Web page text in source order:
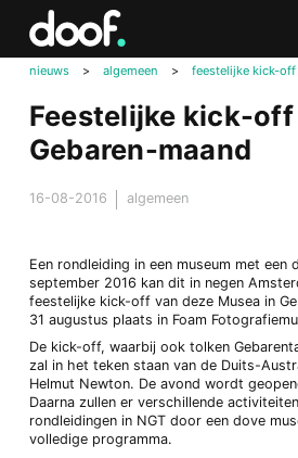
nieuws > algemeen > feestelijke kick-off
Feestelijke kick-off
Gebaren-maand
16-08-2016 algemeen
Een rondleiding in een museum met een
september 2016 kan dit in negen
feestelijke kick-off van deze Musea in
31 augustus plaats in Foam
De kick-off, waarbij ook tolken
zal in het teken staan van de Duits-
Helmut Newton. De avond wordt
Daarna zullen er verschillende
rondleidingen in NGT door een dove
volledige programma.
Doof.nl